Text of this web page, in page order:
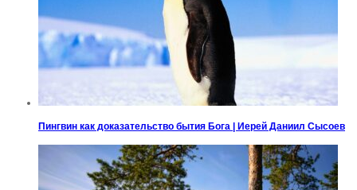
Пингвин как доказательство бытия Бога | Иерей Даниил Сысоев